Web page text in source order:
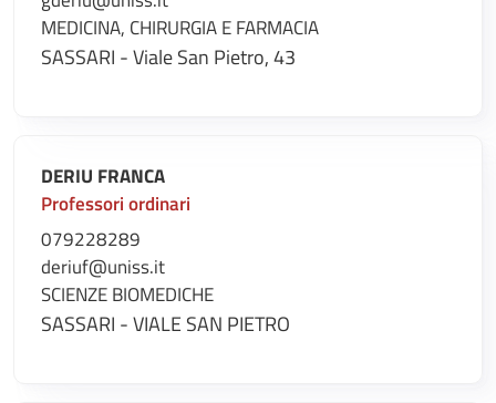
MEDICINA, CHIRURGIA E FARMACIA
SASSARI - Viale San Pietro, 43
DERIU FRANCA
Professori ordinari
079228289
deriuf@uniss.it
SCIENZE BIOMEDICHE
SASSARI - VIALE SAN PIETRO